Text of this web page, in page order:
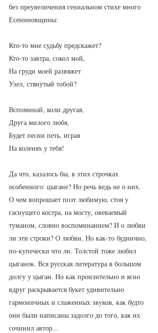
без преувеличения гениальном стихе много
Есениновщины:
Кто-то мне судьбу предскажет?
Кто-то завтра, сокол мой,
На груди моей развяжет
Узел, стянутый тобой?
Вспоминай, коли другая,
Друга милого любя,
Будет песни петь, играя
На коленях у тебя!
Да что, казалось бы, в этих строчках
особенного: цыгане? Но речь ведь не о них.
О чем вопрошает поэт любимую, стоя у
гаснущего костра, на мосту, овеваемый
туманом, словно воспоминанием? И о любви
ли эти строки? О любви. Но как-то буднично,
по-купечески что ли. Толстой тоже любил
цыганок. Вся русская литература в большом
долгу у цыган. Но как пронзительно и ясно
вдруг раскрывается букет удивительно
гармоничных и слаженных звуков, как будто
они были написаны задолго до того, как их
сочинил автор...